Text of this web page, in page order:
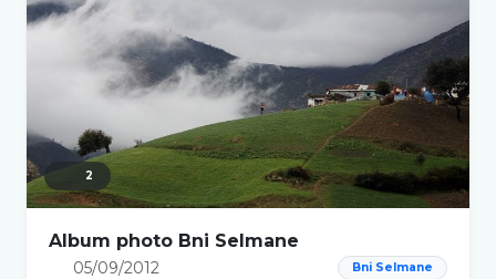
2
Album photo Bni Selmane
05/09/2012 Bni Selmane